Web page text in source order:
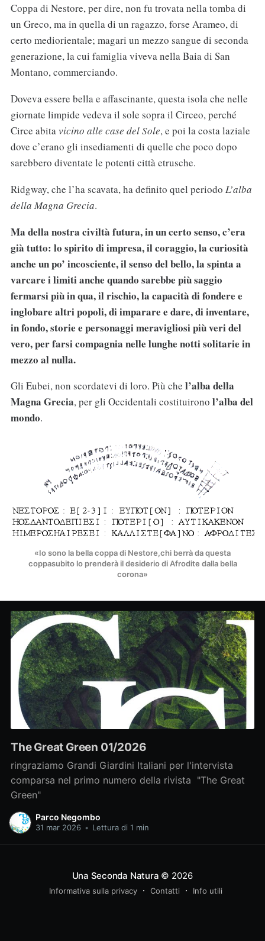
Coppa di Nestore, per dire, non fu trovata nella tomba di
un Greco, ma in quella di un ragazzo, forse Arameo, di
certo mediorientale; magari un mezzo sangue di seconda
generazione, la cui famiglia viveva nella Baia di San
Montano, commerciando.
Doveva essere bella e affascinante, questa isola che nelle
giornate limpide vedeva il sole sopra il Circeo, perché
Circe abitavicino alle case del Sole, e poi la costa laziale
dove c’erano gli insediamenti di quelle che poco dopo
sarebbero diventate le potenti città etrusche.
Ridgway, che l’ha scavata, ha definito quel periodo L’alba
della Magna Grecia.
Ma della nostra civiltà futura, in un certo senso, c’era
già tutto: lo spirito di impresa, il coraggio, la curiosità
anche un po’ incosciente, il senso del bello, la spinta a
varcare i limiti anche quando sarebbe più saggio
fermarsi più in qua, il rischio, la capacità di fondere e
inglobare altri popoli, di imparare e dare, di inventare,
in fondo, storie e personaggi meravigliosi più veri del
vero, per farsi compagnia nelle lunghe notti solitarie in
mezzo al nulla.
Gli Eubei, non scordatevi di loro. Più che l’alba della
Magna Grecia, per gli Occidentali costituirono l’alba del
mondo.
«Io sono la bella coppa di Nestore,chi berrà da questa
coppasubito lo prenderà il desiderio di Afrodite dalla bella
corona»
The Great Green 01/2026
ringraziamo Grandi Giardini Italiani per l'intervista
comparsa nel primo numero della rivista "The Great
Green"
Parco Negombo
31 mar 2026 • Lettura di 1 min
Una Seconda Natura © 2026
Informativa sulla privacy Contatti Info utili